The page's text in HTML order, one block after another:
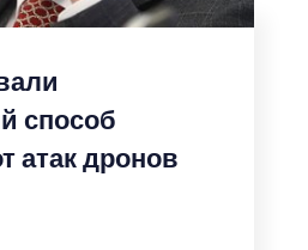
способ
атак дронов